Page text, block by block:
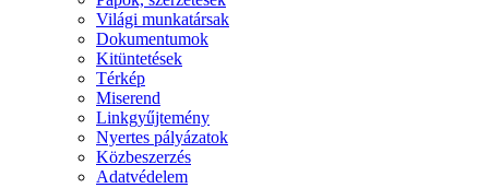
Világi munkatársak
Dokumentumok
Kitüntetések
Térkép
Miserend
Linkgyűjtemény
Nyertes pályázatok
Közbeszerzés
Adatvédelem